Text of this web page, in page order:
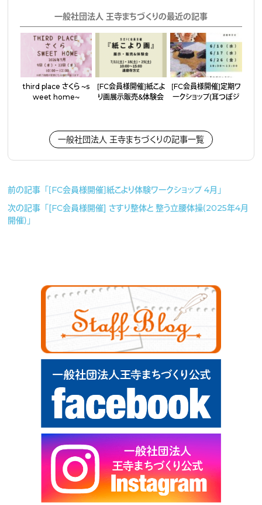
一般社団法人 王寺まちづくりの最近の記事
third place さくら 〜s
weet home〜
［FC会員様開催］紙こよ
り画展示販売&体験会
［FC会員様開催］定期ワ
ークショップ（耳つぼジ
一般社団法人 王寺まちづくりの記事一覧
前の記事「［FC会員様開催］紙こより体験ワークショップ 4月」
次の記事「[FC会員様開催] さすり整体と 整う立腰体操（2025年4月
開催）」